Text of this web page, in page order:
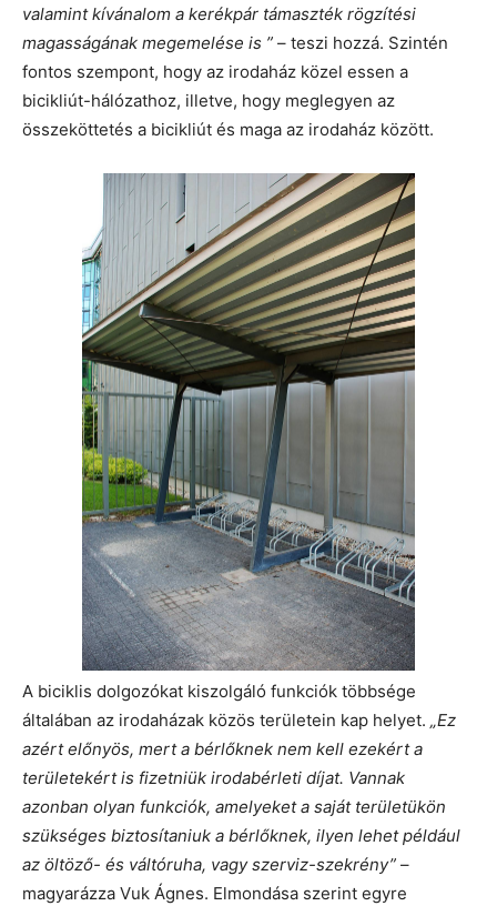
valamint kívánalom a kerékpár támaszték rögzítési
magasságának megemelése is ” – teszi hozzá. Szintén
fontos szempont, hogy az irodaház közel essen a
bicikliút-hálózathoz, illetve, hogy meglegyen az
összeköttetés a bicikliút és maga az irodaház között.
A biciklis dolgozókat kiszolgáló funkciók többsége
általában az irodaházak közös területein kap helyet. „Ez
azért előnyös, mert a bérlőknek nem kell ezekért a
területekért is fizetniük irodabérleti díjat. Vannak
azonban olyan funkciók, amelyeket a saját területükön
szükséges biztosítaniuk a bérlőknek, ilyen lehet például
az öltöző- és váltóruha, vagy szerviz-szekrény” –
magyarázza Vuk Ágnes. Elmondása szerint egyre